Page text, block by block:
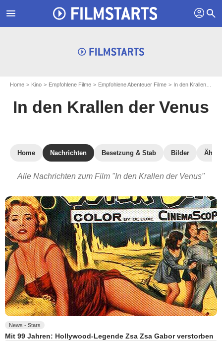
menu profil search
Home Kino Empfohlene Filme Empfohlene Abenteuer Filme In den Krallen der Venus
In den Krallen der Venus
Home Nachrichten Besetzung & Stab Bilder
Alle Nachrichten zum Film "In den Krallen der Venus"
News - Stars
Mit 99 Jahren: Hollywood-Legende Zsa Zsa Gabor verstorben